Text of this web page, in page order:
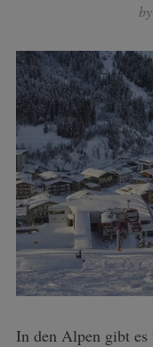
by
In den Alpen gibt es viele schöne Plätze,